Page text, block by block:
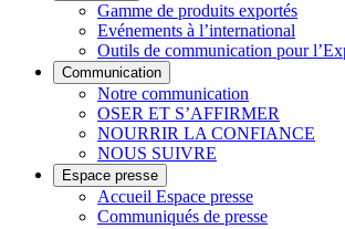
Gamme de produits exportés
Evénements à l’international
Outils de communication pour
Communication
Notre communication
OSER ET S’AFFIRMER
NOURRIR LA CONFIANCE
NOUS SUIVRE
Espace presse
Accueil Espace presse
Communiqués de presse